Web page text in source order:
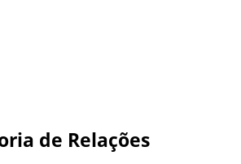
de Relações